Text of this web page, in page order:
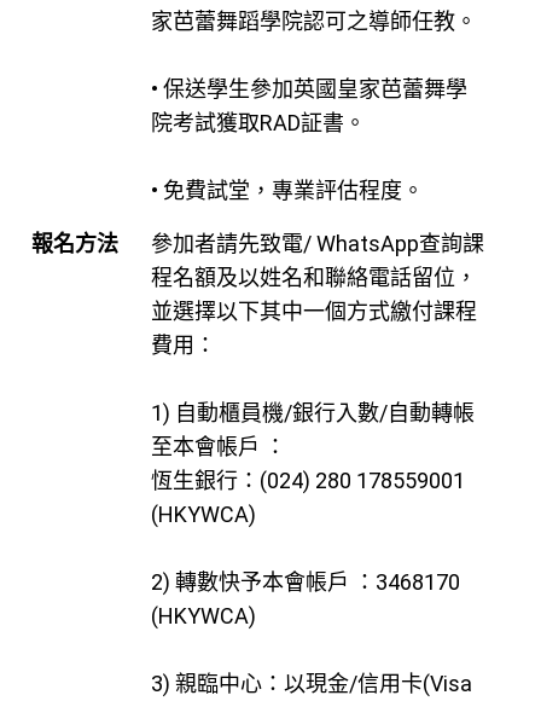
家芭蕾舞蹈學院認可之導師任教。
• 保送學生參加英國皇家芭蕾舞學
院考試獲取RAD証書。
• 免費試堂，專業評估程度。
報名方法
參加者請先致電/ WhatsApp查詢課
程名額及以姓名和聯絡電話留位，
並選擇以下其中一個方式繳付課程
費用：
1) 自動櫃員機/銀行入數/自動轉帳
至本會帳戶 ：
恆生銀行：(024) 280 178559001
(HKYWCA)
2) 轉數快予本會帳戶 ：3468170
(HKYWCA)
3) 親臨中心：以現金/信用卡(Visa